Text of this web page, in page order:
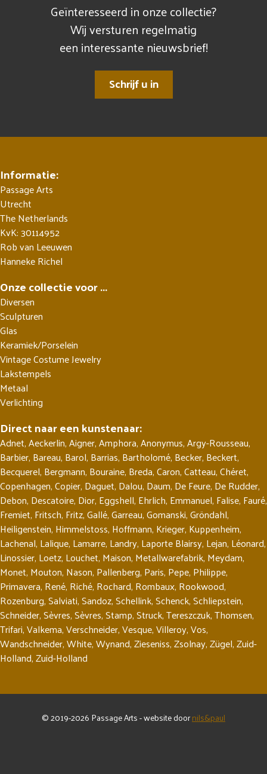
Geïnteresseerd in onze collectie?
Wij versturen regelmatig
een interessante nieuwsbrief!
Schrijf u in
Informatie:
Passage Arts
Utrecht
The Netherlands
KvK: 30114952
Rob van Leeuwen
Hanneke Richel
Onze collectie voor ...
Diversen
Sculpturen
Glas
Keramiek/Porselein
Vintage Costume Jewelry
Lakstempels
Metaal
Verlichting
Direct naar een kunstenaar:
Adnet,Aeckerlin,Aigner,Amphora,Anonymus,Argy-Rousseau,
Barbier, Bareau, Barol, Barrias, Bartholomé, Becker, Beckert,
Becquerel, Bergmann, Bouraine, Breda,Caron,Catteau,Chéret,
Copenhagen,Copier, Daguet, Dalou, Daum, De Feure, De Rudder,
Debon, Descatoire, Dior, Eggshell, Ehrlich, Emmanuel, Falise, Fauré,
Fremiet, Fritsch, Fritz,Gallé,Garreau,Gomanski,Gröndahl,
Heiligenstein, Himmelstoss, Hoffmann, Krieger, Kuppenheim,
Lachenal, Lalique, Lamarre, Landry, Laporte Blairsy, Lejan, Léonard,
Linossier, Loetz, Louchet, Maison, Metallwarefabrik, Meydam,
Monet, Mouton, Nason, Pallenberg, Paris, Pepe, Philippe,
Primavera, René, Riché, Rochard, Rombaux, Rookwood,
Rozenburg,Salviati,Sandoz,Schellink,Schenck,Schliepstein,
Schneider,Sèvres,Sèvres,Stamp,Struck,Tereszczuk,Thomsen,
Trifari,Valkema,Verschneider,Vesque,Villeroy,Vos,
Wandschneider,White,Wynand,Zieseniss,Zsolnay,Zügel,Zuid-
Holland,Zuid-Holland
© 2019-2026 Passage Arts - website doornils&paul